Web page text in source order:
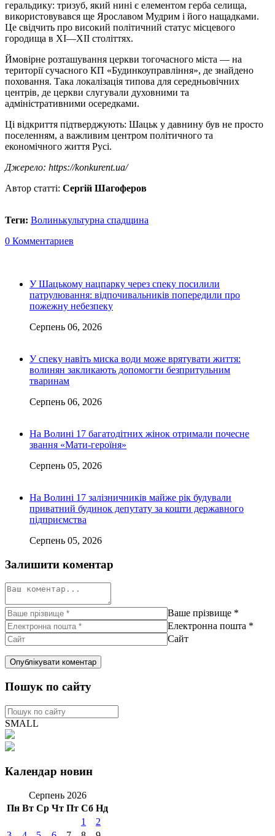
геральдику: тризуб, який нині є елементом герба селища,
використовувався ще Ярославом Мудрим і його нащадками.
Це свідчить про високий політичний статус місцевого
городища в ХІ—ХІІ століттях.
Ймовірне розташування церкви тогочасного міста — на
території сучасного КП «Будинкоуправління», де знайдено
поховання. Така локалізація типова для середньовічних
центрів, де церкви слугували духовними та
адміністративними осередками.
Ці відкриття підтверджують: Шацьк у давнину був не просто
поселенням, а важливим центром політичного та
економічного життя Русі.
Джерело: https://konkurent.ua/
Автор статті: Сергій Шагоферов
Теги: Волинькультурна спадщина
0 Комментариев
У Шацькому нацпарку через спеку посилили
патрулювання: відпочивальників попередили про
пожежну небезпеку
Серпень 06, 2026
У спеку навіть миска води може врятувати життя:
волинян закликають допомогти безпритульним
тваринам
Серпень 06, 2026
На Волині 17 багатодітних жінок отримали почесне
звання «Мати-героїня»
Серпень 05, 2026
На Волині 17 залізничників майже рік будували
приватний будинок депутату за кошти державного
підприємства
Серпень 05, 2026
Залишити коментар
Ваше прізвище *
Електронна пошта *
Сайт
Пошук по сайту
SMALL
Календар новин
Серпень 2026
Пн Вт Ср Чт Пт Сб Нд
1
2